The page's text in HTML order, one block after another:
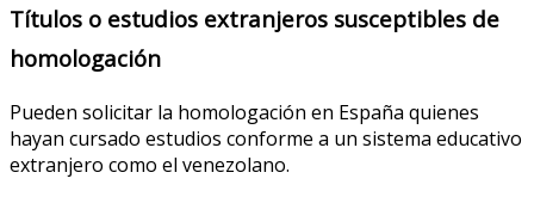
Títulos o estudios extranjeros susceptibles de
homologación
Pueden solicitar la homologación en España quienes
hayan cursado estudios conforme a un sistema educativo
extranjero como el venezolano.